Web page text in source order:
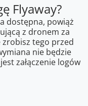
Flyaway?
dostępna, powiąż
z dronem za
zrobisz tego przed
nie będzie
załączenie logów